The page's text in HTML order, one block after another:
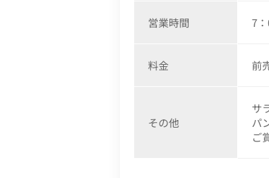
営業時間 7
料金 前
その他
サ
パ
ご